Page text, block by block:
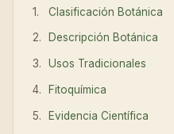
Clasificación Botánica
Descripción Botánica
Usos Tradicionales
Fitoquímica
Evidencia Científica